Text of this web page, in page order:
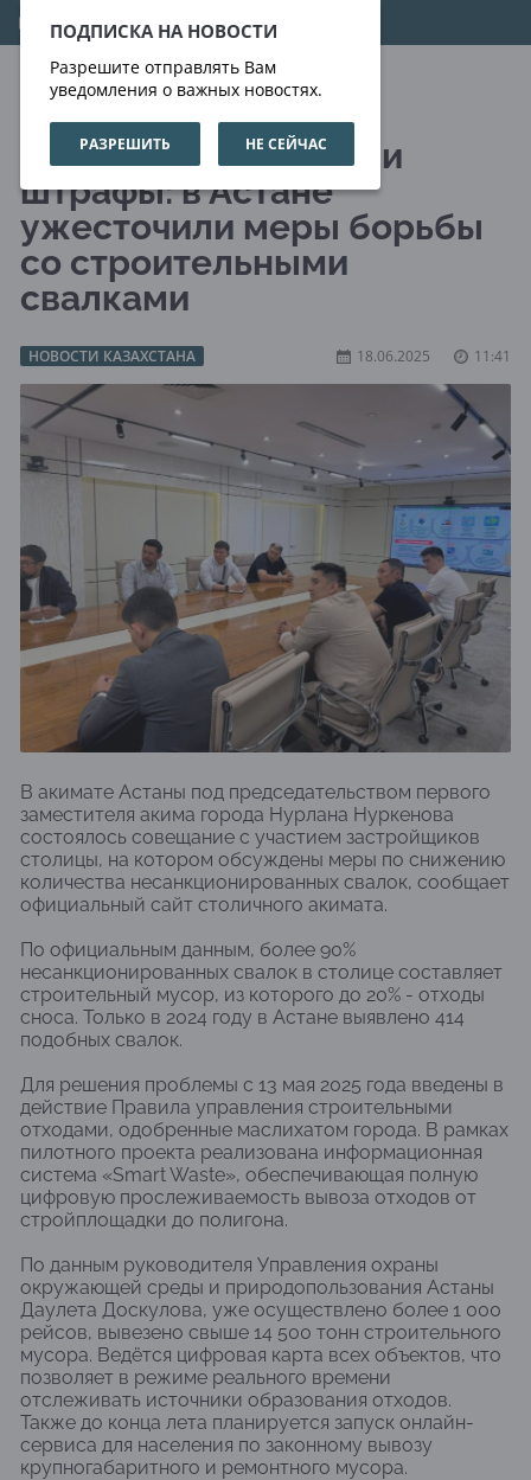
ПОДПИСКА НА НОВОСТИ
Разрешите отправлять Вам
уведомления о важных новостях.
РАЗРЕШИТЬ НЕ СЕЙЧАС
07.08.2026 11:34:24
Цифровой контроль и
штрафы: в Астане
ужесточили меры борьбы
со строительными
свалками
НОВОСТИ КАЗАХСТАНА 18.06.2025 11:41
В акимате Астаны под председательством первого
заместителя акима города Нурлана Нуркенова
состоялось совещание с участием застройщиков
столицы, на котором обсуждены меры по снижению
количества несанкционированных свалок, сообщает
официальный сайт столичного акимата.
По официальным данным, более 90%
несанкционированных свалок в столице составляет
строительный мусор, из которого до 20% - отходы
сноса. Только в 2024 году в Астане выявлено 414
подобных свалок.
Для решения проблемы с 13 мая 2025 года введены в
действие Правила управления строительными
отходами, одобренные маслихатом города. В рамках
пилотного проекта реализована информационная
система «Smart Waste», обеспечивающая полную
цифровую прослеживаемость вывоза отходов от
стройплощадки до полигона.
По данным руководителя Управления охраны
окружающей среды и природопользования Астаны
Даулета Доскулова, уже осуществлено более 1 000
рейсов, вывезено свыше 14 500 тонн строительного
мусора. Ведётся цифровая карта всех объектов, что
позволяет в режиме реального времени
отслеживать источники образования отходов.
Также до конца лета планируется запуск онлайн-
сервиса для населения по законному вывозу
крупногабаритного и ремонтного мусора.